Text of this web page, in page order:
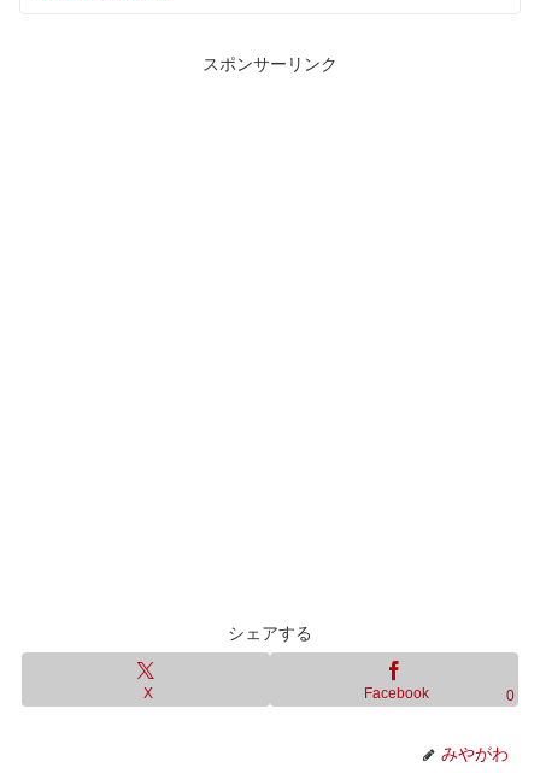
スポンサーリンク
シェアする
X Facebook 0
みやがわ